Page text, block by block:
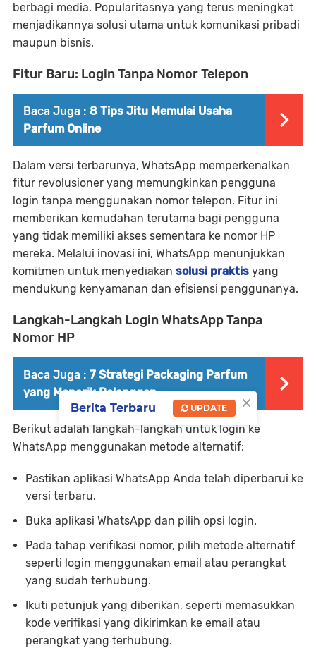
berbagi media. Popularitasnya yang terus meningkat
menjadikannya solusi utama untuk komunikasi pribadi
maupun bisnis.
Fitur Baru: Login Tanpa Nomor Telepon
Baca Juga : 8 Tips Jitu Memulai Usaha
Parfum Online
Dalam versi terbarunya, WhatsApp memperkenalkan
fitur revolusioner yang memungkinkan pengguna
login tanpa menggunakan nomor telepon. Fitur ini
memberikan kemudahan terutama bagi pengguna
yang tidak memiliki akses sementara ke nomor HP
mereka. Melalui inovasi ini, WhatsApp menunjukkan
komitmen untuk menyediakan solusi praktis yang
mendukung kenyamanan dan efisiensi penggunanya.
Langkah-Langkah Login WhatsApp Tanpa
Nomor HP
Baca Juga : 7 Strategi Packaging Parfum
yang Menarik Pelanggan
Berikut adalah langkah-langkah untuk login ke
WhatsApp menggunakan metode alternatif:
Pastikan aplikasi WhatsApp Anda telah diperbarui ke
versi terbaru.
Buka aplikasi WhatsApp dan pilih opsi login.
Pada tahap verifikasi nomor, pilih metode alternatif
seperti login menggunakan email atau perangkat
yang sudah terhubung.
Ikuti petunjuk yang diberikan, seperti memasukkan
kode verifikasi yang dikirimkan ke email atau
perangkat yang terhubung.
×
Berita Terbaru UPDATE